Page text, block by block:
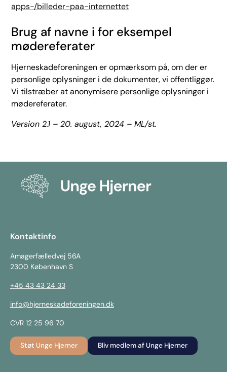
apps-/billeder-paa-internettet
Brug af navne i for eksempel
mødereferater
Hjerneskadeforeningen er opmærksom på, om der er
personlige oplysninger i de dokumenter, vi offentliggør.
Vi tilstræber at anonymisere personlige oplysninger i
mødereferater.
Version 2.1 – 20. august, 2024 – ML/st.
Kontaktinfo
Amagerfælledvej 56A
2300 København S
+45 43 43 24 33
info@hjerneskadeforeningen.dk
CVR 12 25 96 70
Støt Unge Hjerner Bliv medlem af Unge Hjerner